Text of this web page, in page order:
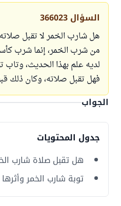
السؤال 366023
من شرب الخمر، إنما شرب
لديه علم بهذا الحديث،
فهل تقبل صلاته، وكان ذلك
الجواب
جدول المحتويات
هل تقبل صلاة شارب
توبة شارب الخمر